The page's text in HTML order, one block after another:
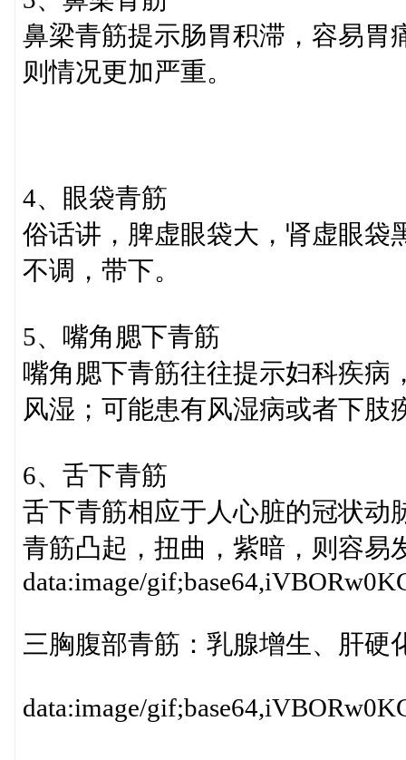
鼻梁青筋提示肠胃积滞，容易胃
则情况更加严重。
4、眼袋青筋
俗话讲，脾虚眼袋大，肾虚眼袋
不调，带下。
5、嘴角腮下青筋
嘴角腮下青筋往往提示妇科疾病
风湿；可能患有风湿病或者下肢
6、舌下青筋
舌下青筋相应于人心脏的冠状动
青筋凸起，扭曲，紫暗，则容易
data:image/
三胸腹部青筋：乳腺增生、肝硬
data:image/